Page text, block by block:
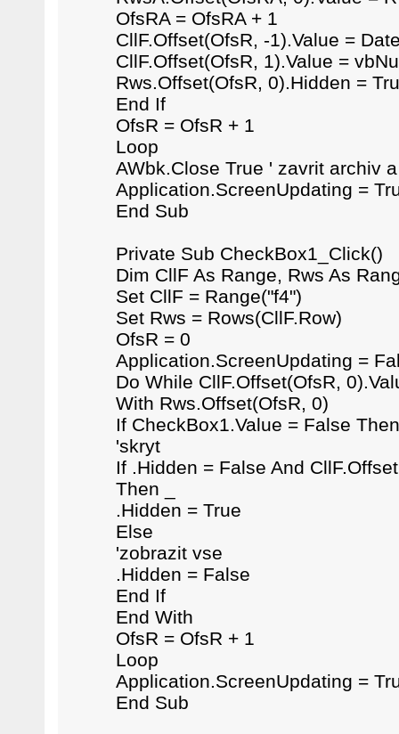
OfsRA = OfsRA + 1
CllF.Offset(OfsR, -1).Value =
CllF.Offset(OfsR, 1).Value =
Rws.Offset(OfsR, 0).Hidden =
End If
OfsR = OfsR + 1
Loop
AWbk.Close True ' zavrit archiv
Application.ScreenUpdating =
End Sub
Private Sub CheckBox1_Click()
Dim CllF As Range, Rws As
Set CllF = Range("f4")
Set Rws = Rows(CllF.Row)
OfsR = 0
Application.ScreenUpdating =
Do While CllF.Offset(OfsR,
With Rws.Offset(OfsR, 0)
If CheckBox1.Value = False Then
'skryt
If .Hidden = False And
Then _
.Hidden = True
Else
'zobrazit vse
.Hidden = False
End If
End With
OfsR = OfsR + 1
Loop
Application.ScreenUpdating =
End Sub